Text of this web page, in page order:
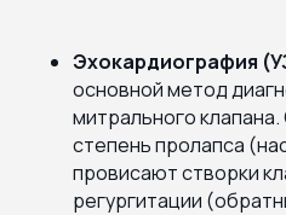
Эхокардиография
основной метод
митрального
степень пролапса
провисают створки
регургитации